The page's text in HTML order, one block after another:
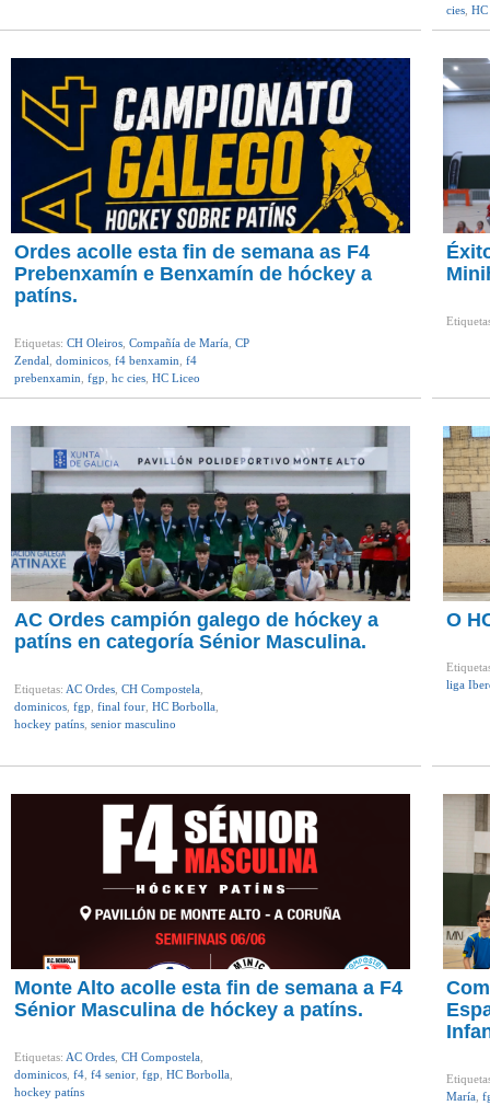
cies
Ordes acolle esta fin de semana as F4
Prebenxamín e Benxamín de hóckey a
patíns.
Etiquetas: CH Oleiros Compañía de María CP
Zendal dominicos f4 benxamin f4
prebenxamin fgp hc cies HC Liceo
AC Ordes campión galego de hóckey a
patíns en categoría Sénior Masculina.
Etiquetas: AC Ordes CH Compostela
dominicos fgp final four HC Borbolla
hockey patíns senior masculino
O
liga
Monte Alto acolle esta fin de semana a F4
Sénior Masculina de hóckey a patíns.
Etiquetas: AC Ordes CH Compostela
dominicos f4 f4 senior fgp HC Borbolla
hockey patíns
María